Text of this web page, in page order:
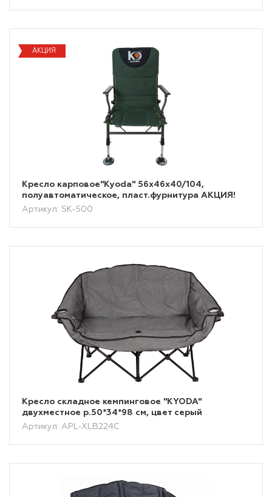
АКЦИЯ
Кресло карповое"Kyoda" 56х46х40/104,
полуавтоматическое, пласт.фурнитура АКЦИЯ!
Артикул: SK-500
Кресло складное кемпинговое "KYODA"
двухместное р.50*34*98 см, цвет серый
Артикул: APL-XLB224C